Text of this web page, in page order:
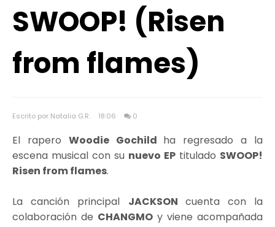
SWOOP! (Risen
from flames)
Escrito por Natalia G.R. 18:06 0
El rapero Woodie Gochild ha regresado a la
escena musical con su nuevo EP titulado SWOOP!
Risen from flames.
La canción principal JACKSON cuenta con la
colaboración de CHANGMO y viene acompañada